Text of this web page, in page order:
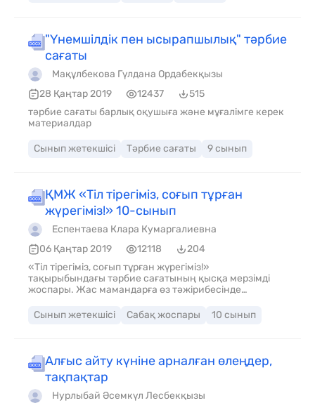
"Үнемшілдік пен ысырапшылық" тәрбие
сағаты
Мақұлбекова Гүлдана Ордабекқызы
28 Қаңтар 2019
12437
515
тәрбие сағаты барлық оқушыға және мұғалімге керек
материалдар
Сынып жетекшісі Тәрбие сағаты 9 сынып
ҚМЖ «Тіл тірегіміз, соғып тұрған
жүрегіміз!» 10-сынып
Еспентаева Клара Кумаргалиевна
06 Қаңтар 2019
12118
204
«Тіл тірегіміз, соғып тұрған жүрегіміз!»
тақырыбындағы тәрбие сағатының қысқа мерзімді
жоспары. Жас мамандарға өз тәжірибесінде
Сынып жетекшісі
Сабақ жоспары 10 сынып
Алғыс айту күніне арналған өлеңдер,
тақпақтар
Нурлыбай Әсемкүл Лесбекқызы